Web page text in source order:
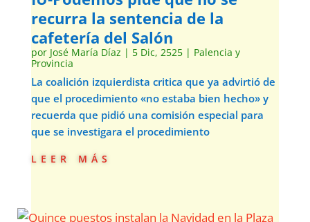
recurra la sentencia de la
cafetería del Salón
por José María Díaz | 5 Dic, 2525| Palencia y
Provincia
La coalición izquierdista critica que ya advirtió de
que el procedimiento «no estaba bien hecho» y
recuerda que pidió una comisión especial para
que se investigara el procedimiento
leer más